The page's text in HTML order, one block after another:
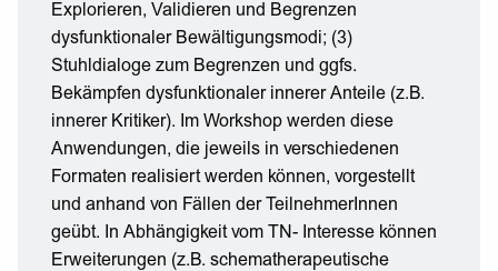
Explorieren, Validieren und Begrenzen
dysfunktionaler Bewältigungsmodi; (3)
Stuhldialoge zum Begrenzen und ggfs.
Bekämpfen dysfunktionaler innerer Anteile (z.B.
innerer Kritiker). Im Workshop werden diese
Anwendungen, die jeweils in verschiedenen
Formaten realisiert werden können, vorgestellt
und anhand von Fällen der TeilnehmerInnen
geübt. In Abhängigkeit vom TN- Interesse können
Erweiterungen (z.B. schematherapeutische